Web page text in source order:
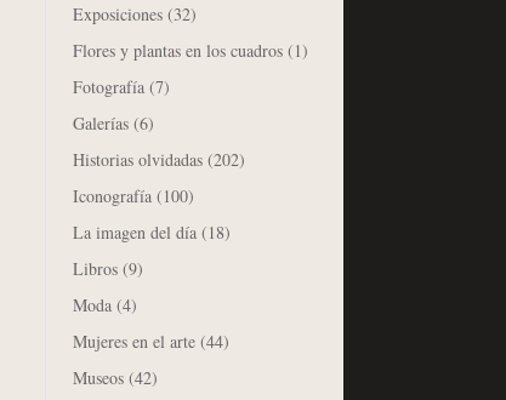
Exposiciones (32)
Flores y plantas en los cuadros (1)
Fotografía (7)
Galerías (6)
Historias olvidadas (202)
Iconografía (100)
La imagen del día (18)
Libros (9)
Moda (4)
Mujeres en el arte (44)
Museos (42)